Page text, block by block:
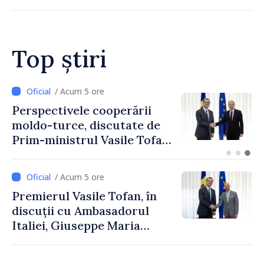
Top știri
/ Acum 2 ore
Forumul Diasporei //
Republica Moldova,
promovată în Elveția prin
exporturi
/ Acum 5 ore
Premierul Vasile Tofan, în
discuții cu Ambasadorul
Italiei, Giuseppe Maria